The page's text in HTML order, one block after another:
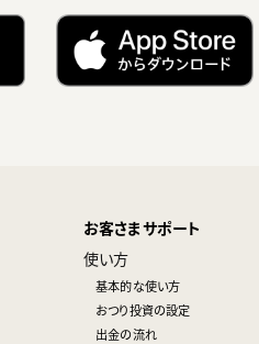
お客さまサポート
使い方
基本的な使い方
おつり投資の設定
出金の流れ